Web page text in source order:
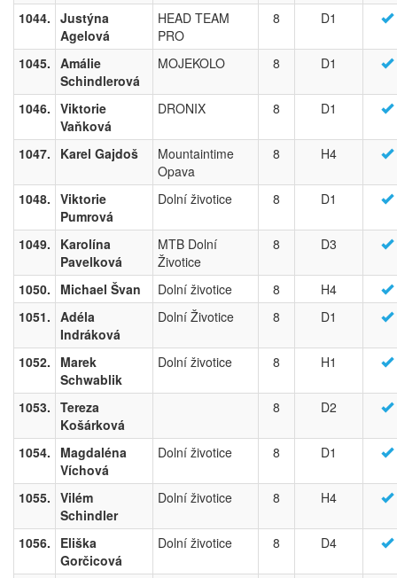
1044. Justýna
Agelová
HEAD TEAM
PRO
8 D1
1045. Amálie
Schindlerová
MOJEKOLO 8 D1
1046. Viktorie
Vaňková
DRONIX 8 D1
1047. Karel Gajdoš
Mountaintime
Opava
8 H4
1048. Viktorie
Pumrová
Dolní životice 8 D1
1049.
Karolína
Pavelková
MTB Dolní
Životice
8 D3
1050. Michael Švan Dolní životice 8
H4
1051. Adéla
Indráková
Dolní Životice 8 D1
1052.
Marek
Schwablik
Dolní životice 8 H1
1053. Tereza
Košárková
8 D2
1054.
Magdaléna
Víchová
Dolní životice 8 D1
1055. Vilém
Schindler
Dolní životice 8 H4
1056.
Eliška
Gorčicová
Dolní životice 8 D4